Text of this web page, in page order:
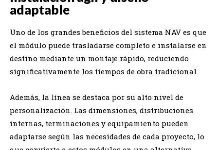
adaptable
Uno de los grandes beneficios del sistema NAV es que
el módulo puede trasladarse completo e instalarse en
destino mediante un montaje rápido, reduciendo
significativamente los tiempos de obra tradicional.
Además, la línea se destaca por su alto nivel de
personalización. Las dimensiones, distribuciones
internas, terminaciones y equipamiento pueden
adaptarse según las necesidades de cada proyecto, lo